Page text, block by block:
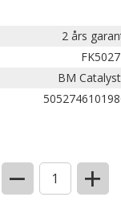
2 års
BM
− +